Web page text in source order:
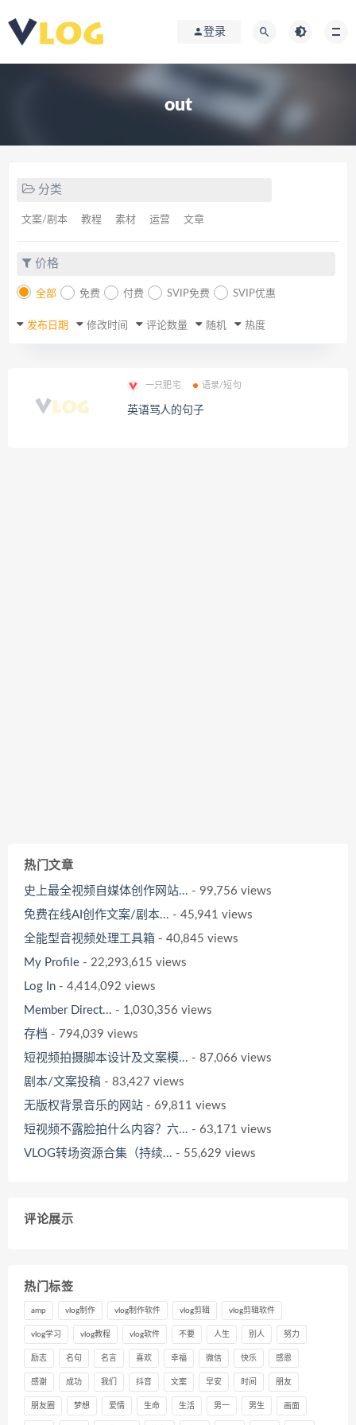
登录
out
分类
文案/剧本 教程 素材 运营 文章
价格
全部 免费 付费 SVIP免费 SVIP优惠
发布日期 修改时间 评论数量 随机 热度
一只肥宅 语录/短句
英语骂人的句子
热门文章
史上最全视频自媒体创作网站... - 99,756 views
免费在线AI创作文案/剧本... - 45,941 views
全能型音视频处理工具箱 - 40,845 views
My Profile - 22,293,615 views
Log In - 4,414,092 views
Member Direct... - 1,030,356 views
存档 - 794,039 views
短视频拍摄脚本设计及文案模... - 87,066 views
剧本/文案投稿 - 83,427 views
无版权背景音乐的网站 - 69,811 views
短视频不露脸拍什么内容？六... - 63,171 views
VLOG转场资源合集（持续... - 55,629 views
评论展示
热门标签
amp vlog制作 vlog制作软件 vlog剪辑 vlog剪辑软件
vlog学习 vlog教程 vlog软件 不要 人生 别人 努力
励志 名句 名言 喜欢 幸福 微信 快乐 感恩
感谢 成功 我们 抖音 文案 早安 时间 朋友
朋友圈 梦想 爱情 生命 生活 男一 男生 画面